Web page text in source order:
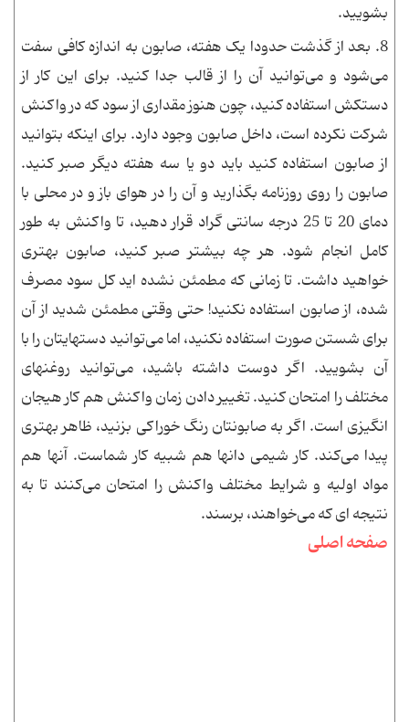
بشویید.
8. بعد از گذشت حدودا یک هفته، صابون به اندازه کافی سفت
می‌شود و می‌توانید آن را از قالب جدا کنید. برای این کار از
دستکش استفاده کنید، چون هنوز مقداری از سود که در واکنش
شرکت نکرده است، داخل صابون وجود دارد. برای اینکه بتوانید
از صابون استفاده کنید باید دو یا سه هفته دیگر صبر کنید.
صابون را روی روزنامه بگذارید و آن را در هوای باز و در محلی با
دمای 20 تا 25 درجه سانتی گراد قرار دهید، تا واکنش به طور
کامل انجام شود. هر چه بیشتر صبر کنید، صابون بهتری
خواهید داشت. تا زمانی که مطمئن نشده اید کل سود مصرف
شده، از صابون استفاده نکنید! حتی وقتی مطمئن شدید از آن
برای شستن صورت استفاده نکنید، اما می‌توانید دستهایتان را با
آن بشویید. اگر دوست داشته باشید، می‌توانید روغنهای
مختلف را امتحان کنید. تغییر دادن زمان واکنش هم کار هیجان
انگیزی است. اگر به صابونتان رنگ خوراکی بزنید، ظاهر بهتری
پیدا می‌کند. کار شیمی دانها هم شبیه کار شماست. آنها هم
مواد اولیه و شرایط مختلف واکنش را امتحان می‌کنند تا به
نتیجه ای که می‌خواهند، برسند.
صفحه اصلی